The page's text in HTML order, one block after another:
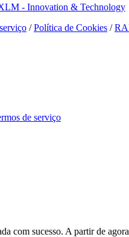
- Innovation & Technology
/Política de Cookies /
de serviço
com sucesso. A partir de